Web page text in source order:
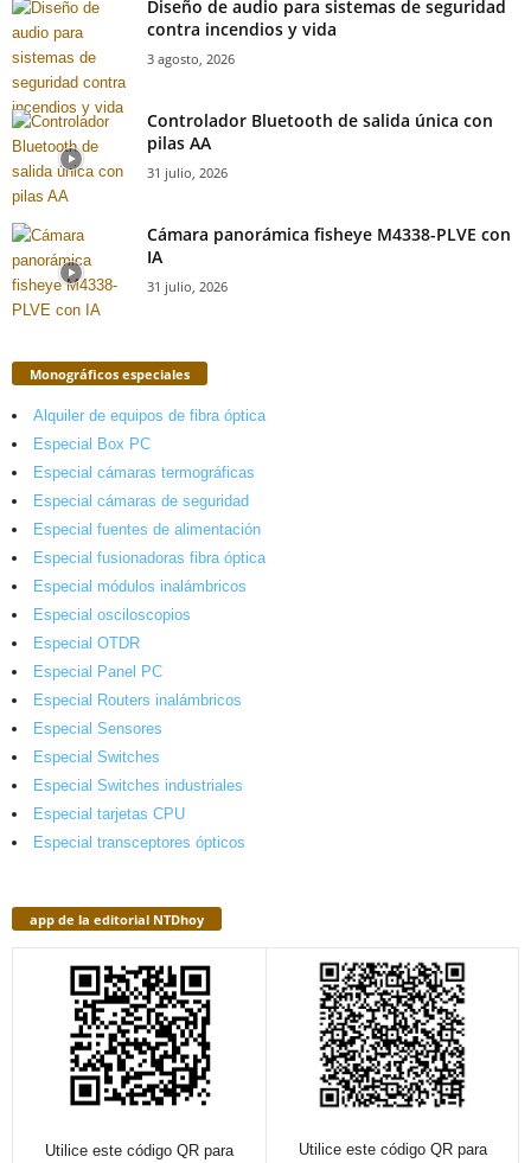
Diseño de audio para sistemas de seguridad
contra incendios y vida
3 agosto, 2026
Controlador Bluetooth de salida única con
pilas AA
31 julio, 2026
Cámara panorámica fisheye M4338-PLVE con
IA
31 julio, 2026
Monográficos especiales
Alquiler de equipos de fibra óptica
Especial Box PC
Especial cámaras termográficas
Especial cámaras de seguridad
Especial fuentes de alimentación
Especial fusionadoras fibra óptica
Especial módulos inalámbricos
Especial osciloscopios
Especial OTDR
Especial Panel PC
Especial Routers inalámbricos
Especial Sensores
Especial Switches
Especial Switches industriales
Especial tarjetas CPU
Especial transceptores ópticos
app de la editorial NTDhoy
Utilice este código QR para
Utilice este código QR para